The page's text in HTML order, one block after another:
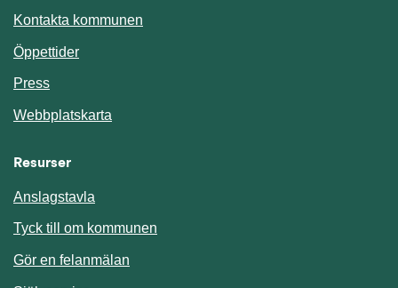
Kontakta kommunen
Öppettider
Press
Webbplatskarta
Resurser
Anslagstavla
Tyck till om kommunen
Gör en felanmälan